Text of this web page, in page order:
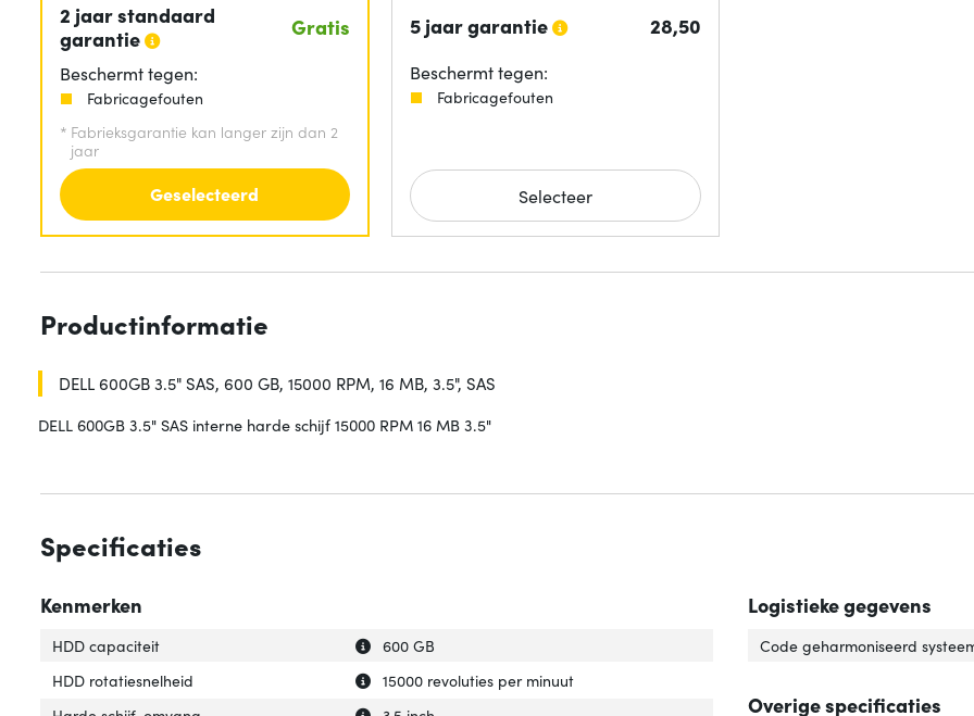
2 jaar standaard
garantie
Gratis
Beschermt tegen:
Fabricagefouten
* Fabrieksgarantie kan langer zijn dan 2
jaar
Geselecteerd
5 jaar garantie 28,50
Beschermt tegen:
Fabricagefouten
Selecteer
Productinformatie
DELL 600GB 3.5" SAS, 600 GB, 15000 RPM, 16 MB, 3.5", SAS
DELL 600GB 3.5" SAS interne harde schijf 15000 RPM 16 MB 3.5"
Specificaties
Kenmerken
Uitleg over 'HDD capaciteit'
Verberg uitleg over 'HDD capaciteit'
HDD capaciteit
600 GB
Uitleg over 'HDD rotatiesnelheid'
Verberg uitleg over 'HDD rotatiesnelheid'
HDD rotatiesnelheid
15000 revoluties per minuut
Logistieke gegevens
Code geharmoniseerd
Overige specificaties